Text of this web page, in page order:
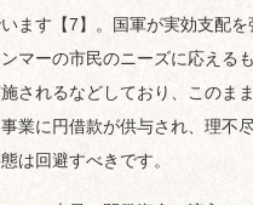
ます【7】。国軍が実効支配
マーの市民のニーズに応える
されるなどしており、このま
業に円借款が供与され、理不
は回避すべきです。